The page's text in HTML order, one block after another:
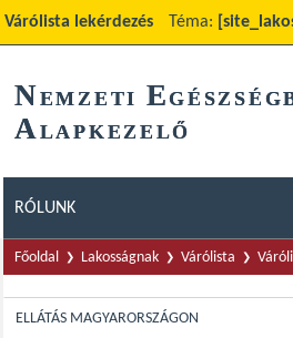
Várólista lekérdezés Téma:
NEMZETI E
ALAPKEZELŐ
RÓLUNK
Főoldal Lakosságnak Várólista
ELLÁTÁS MAGYARORSZÁGON